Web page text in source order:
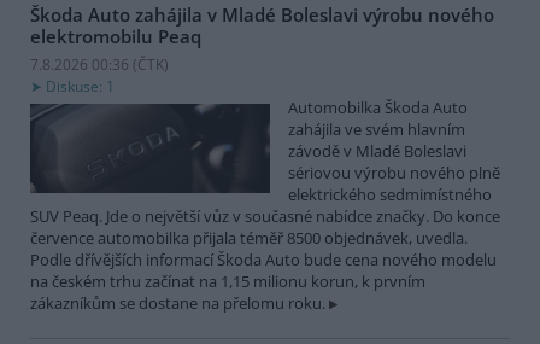
Škoda Auto zahájila v Mladé Boleslavi výrobu nového
elektromobilu Peaq
7.8.2026 00:36 (ČTK)
Diskuse: 1
Automobilka Škoda Auto
zahájila ve svém hlavním
závodě v Mladé Boleslavi
sériovou výrobu nového plně
elektrického sedmimístného
SUV Peaq. Jde o největší vůz v současné nabídce značky. Do konce
července automobilka přijala téměř 8500 objednávek, uvedla.
Podle dřívějších informací Škoda Auto bude cena nového modelu
na českém trhu začínat na 1,15 milionu korun, k prvním
zákazníkům se dostane na přelomu roku.